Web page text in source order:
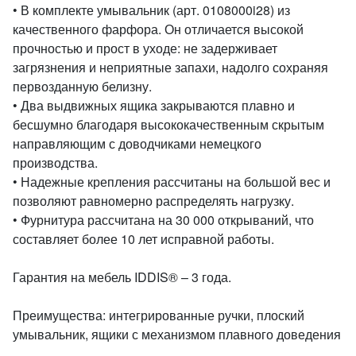
• В комплекте умывальник (арт. 0108000i28) из
качественного фарфора. Он отличается высокой
прочностью и прост в уходе: не задерживает
загрязнения и неприятные запахи, надолго сохраняя
первозданную белизну.
• Два выдвижных ящика закрываются плавно и
бесшумно благодаря высококачественным скрытым
направляющим с доводчиками немецкого
производства.
• Надежные крепления рассчитаны на большой вес и
позволяют равномерно распределять нагрузку.
• Фурнитура рассчитана на 30 000 открываний, что
составляет более 10 лет исправной работы.
Гарантия на мебель IDDIS® – 3 года.
Преимущества: интегрированные ручки, плоский
умывальник, ящики с механизмом плавного доведения